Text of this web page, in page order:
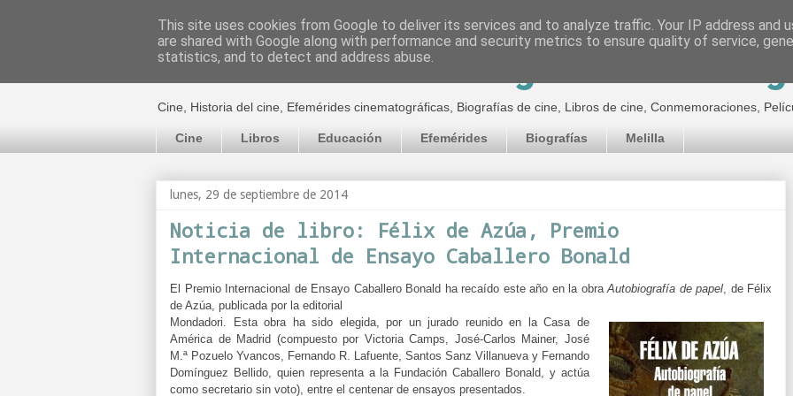
El cultural cinematográfico de Jorge
Cine, Historia del cine, Efemérides cinematográficas, Biografías de cine, Libros de cine, Conmemoraciones,
Cine Libros Educación Efemérides Biografías Melilla
lunes, 29 de septiembre de 2014
Noticia de libro: Félix de Azúa, Premio
Internacional de Ensayo Caballero Bonald
El Premio Internacional de Ensayo Caballero Bonald ha recaído este año en la obra Autobiografía de papel , de Félix
de Azúa, publicada por la editorial
Mondadori. Esta obra ha sido elegida, por un jurado reunido en la Casa de
América de Madrid (compuesto por Victoria Camps, José-Carlos Mainer, José
M.ª Pozuelo Yvancos, Fernando R. Lafuente, Santos Sanz Villanueva y Fernando
Domínguez Bellido, quien representa a la Fundación Caballero Bonald, y actúa
como secretario sin voto), entre el centenar de ensayos presentados.
This site uses cookies from Google to deliver its services and to analyze traffic. Your IP address and
are shared with Google along with performance and security metrics to ensure quality of service,
statistics, and to detect and address abuse.